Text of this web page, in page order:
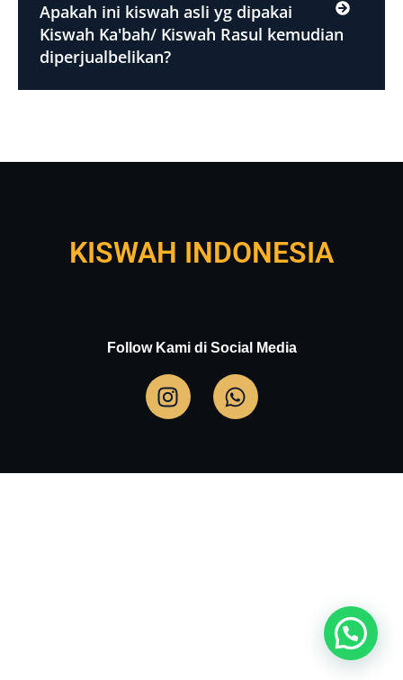
Apakah ini kiswah asli yg dipakai
Kiswah Ka'bah/ Kiswah Rasul kemudian
diperjualbelikan?
KISWAH INDONESIA
Follow Kami di Social Media